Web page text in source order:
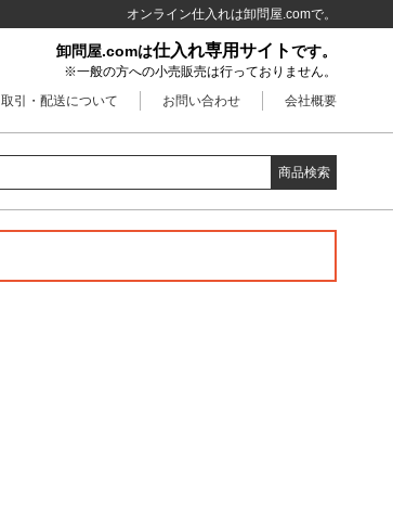
オンライン仕入れは卸問屋.comで。
卸問屋.comは仕入れ専用サイトです。
※一般の方への小売販売は行っておりません。
取引・配送について お問い合わせ 会社概要
商品検索